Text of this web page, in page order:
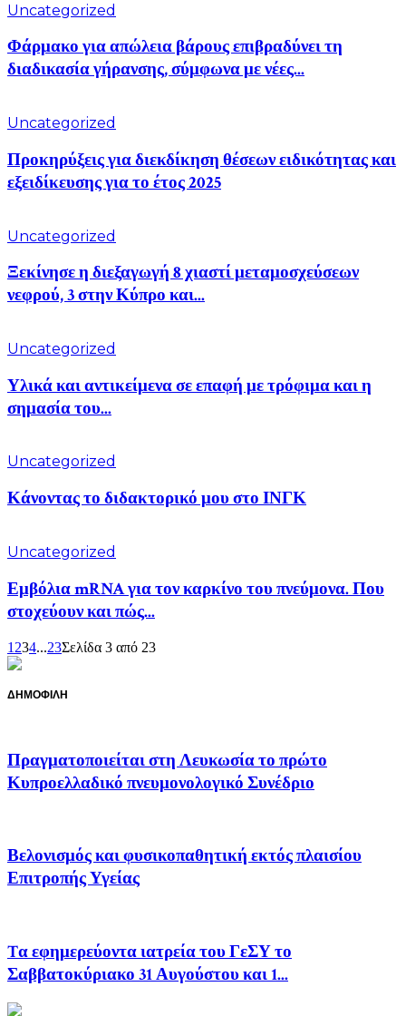
Uncategorized
Φάρμακο για απώλεια βάρους επιβραδύνει τη
διαδικασία γήρανσης, σύμφωνα με νέες...
Uncategorized
Προκηρύξεις για διεκδίκηση θέσεων ειδικότητας και
εξειδίκευσης για το έτος 2025
Uncategorized
Ξεκίνησε η διεξαγωγή 8 χιαστί μεταμοσχεύσεων
νεφρού, 3 στην Κύπρο και...
Uncategorized
Υλικά και αντικείμενα σε επαφή με τρόφιμα και η
σημασία του...
Uncategorized
Κάνοντας το διδακτορικό μου στο ΙΝΓΚ
Uncategorized
Εμβόλια mRNA για τον καρκίνο του πνεύμονα. Που
στοχεύουν και πώς...
1 234...23Σελίδα 3 από 23
ΔΗΜΟΦΙΛΗ
Πραγματοποιείται στη Λευκωσία το πρώτο
Κυπροελλαδικό πνευμονολογικό Συνέδριο
Βελονισμός και φυσικοπαθητική εκτός πλαισίου
Επιτροπής Υγείας
Tα εφημερεύοντα ιατρεία του ΓεΣΥ το
Σαββατοκύριακο 31 Αυγούστου και 1...